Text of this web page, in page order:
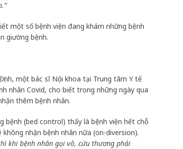
một số bệnh viện đang khám những bệnh
giường bệnh.
một bác sĩ Nội khoa tại Trung tâm Y tế
nhân Covid, cho biết trong những ngày qua
thêm bệnh nhân.
bệnh (bed control) thấy là bệnh viện hết chỗ
nhận bệnh nhân nữa (on-diversion).
khi bệnh nhân gọi vô, cứu thương phải